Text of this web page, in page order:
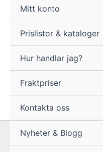
Mitt konto
Prislistor & kataloger
Hur handlar jag?
Fraktpriser
Kontakta oss
Nyheter & Blogg